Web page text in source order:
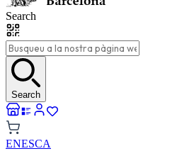
Search
Search
ENESCA